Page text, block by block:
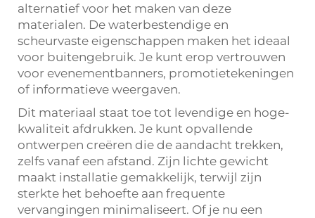
alternatief voor het maken van deze
materialen. De waterbestendige en
scheurvaste eigenschappen maken het ideaal
voor buitengebruik. Je kunt erop vertrouwen
voor evenementbanners, promotietekeningen
of informatieve weergaven.
Dit materiaal staat toe tot levendige en hoge-
kwaliteit afdrukken. Je kunt opvallende
ontwerpen creëren die de aandacht trekken,
zelfs vanaf een afstand. Zijn lichte gewicht
maakt installatie gemakkelijk, terwijl zijn
sterkte het behoefte aan frequente
vervangingen minimaliseert. Of je nu een